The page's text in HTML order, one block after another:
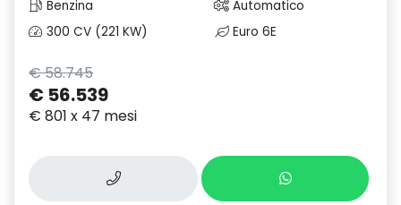
Benzina
Automatico
300 CV (221 KW)
Euro 6E
€ 58.745
€ 56.539
€ 801 x 47 mesi